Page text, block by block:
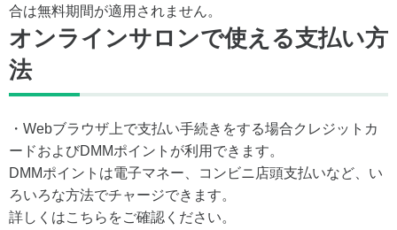
合は無料期間が適用されません。
オンラインサロンで使える支払い方
法
・Webブラウザ上で支払い手続きをする場合クレジットカ
ードおよびDMMポイントが利用できます。
DMMポイントは電子マネー、コンビニ店頭支払いなど、い
ろいろな方法でチャージできます。
詳しくはこちらをご確認ください。